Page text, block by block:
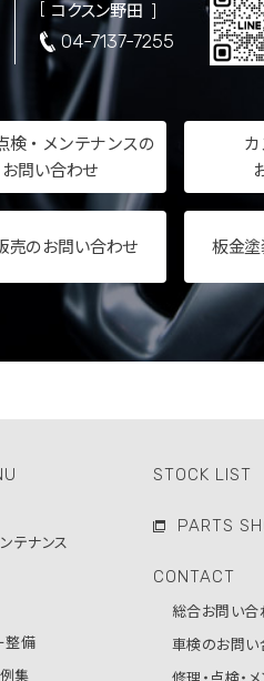
コクスン野田
04-7137-7255
検・メンテナンスの
お問い合わせ
売のお問い合わせ 板金
テナンス
整備
集
STOCK LIST
PARTS
CONTACT
総合お問い合
車検のお問い
修理・点検・